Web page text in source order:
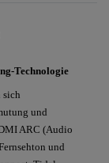
Technologie
sich
und
ARC (Audio
und